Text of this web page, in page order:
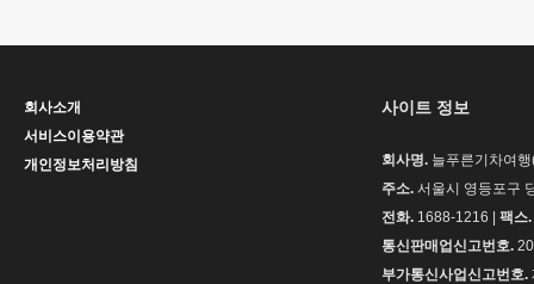
회사소개
서비스이용약관
개인정보처리방침
사이트 정보
회사명. 늘푸른기차여
주소. 서울시 영등포구
전화. 1688-1216 | 팩스.
통신판매업신고번호.
부가통신사업신고번호.